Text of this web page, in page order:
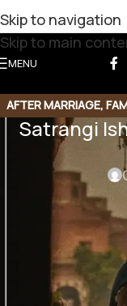
Skip to navigation
Skip to main
MENU
AFTER MARRIAGE,
HEROIN,POLICE
Satrangi
Share QR